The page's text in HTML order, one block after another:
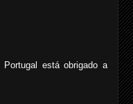
está obrigado a